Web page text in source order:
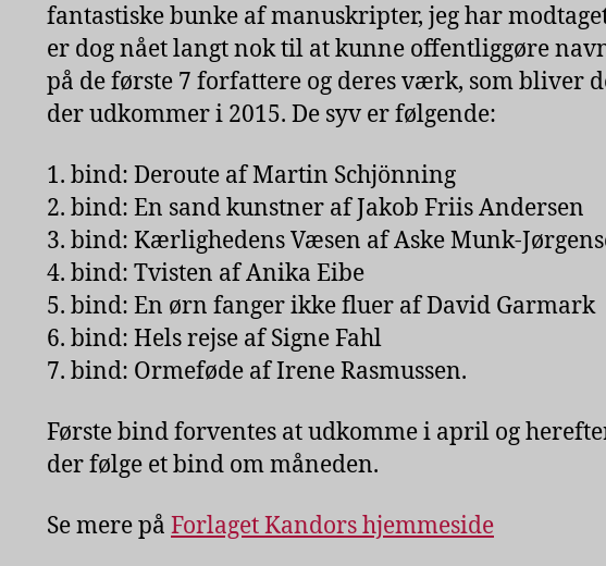
fantastiske bunke af manuskripter, jeg har
er dog nået langt nok til at kunne offentliggøre
på de første 7 forfattere og deres værk, som bliver
der udkommer i 2015. De syv er følgende:
1. bind: Deroute af Martin Schjönning
2. bind: En sand kunstner af Jakob Friis Andersen
3. bind: Kærlighedens Væsen af Aske Munk-
4. bind: Tvisten af Anika Eibe
5. bind: En ørn fanger ikke fluer af David Garmark
6. bind: Hels rejse af Signe Fahl
7. bind: Ormeføde af Irene Rasmussen.
Første bind forventes at udkomme i april og
der følge et bind om måneden.
Se mere på Forlaget Kandors hjemmeside